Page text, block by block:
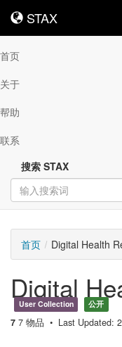
STAX
STAX
首页
关于
帮助
联系
搜索 STAX
首页 Digital Health
Digital
User Collection 公开
7 7 物品 Last Updated: